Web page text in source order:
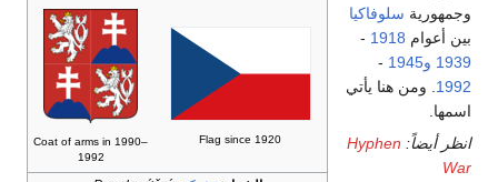
Flag since 1920
Coat of arms in 1990–
1992
وجمهورية سلوفاكيا
بين أعوام 1918
-
1939 و1945
-
1992 . ومن هنا يأتي
اسمها.
انظر أيضاً: Hyphen
War